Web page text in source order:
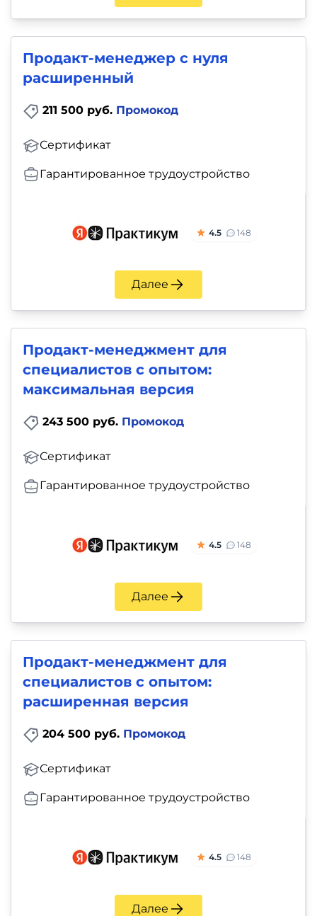
Продакт-менеджер с нуля
расширенный
211 500 руб. Промокод
Сертификат
Гарантированное трудоустройство
4.5 148
Далее
Продакт-менеджмент для
специалистов с опытом:
максимальная версия
243 500 руб. Промокод
Сертификат
Гарантированное трудоустройство
4.5 148
Далее
Продакт-менеджмент для
специалистов с опытом:
расширенная версия
204 500 руб. Промокод
Сертификат
Гарантированное трудоустройство
4.5 148
Далее